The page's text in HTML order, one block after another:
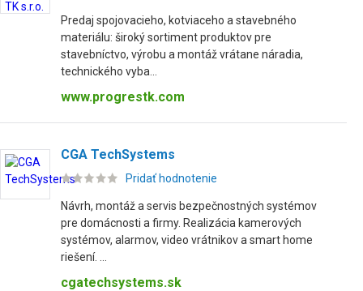
Predaj spojovacieho, kotviaceho a stavebného
materiálu: široký sortiment produktov pre
stavebníctvo, výrobu a montáž vrátane náradia,
technického vyba...
www.progrestk.com
CGA TechSystems
Pridať hodnotenie
Návrh, montáž a servis bezpečnostných systémov
pre domácnosti a firmy. Realizácia kamerových
systémov, alarmov, video vrátnikov a smart home
riešení. ...
cgatechsystems.sk